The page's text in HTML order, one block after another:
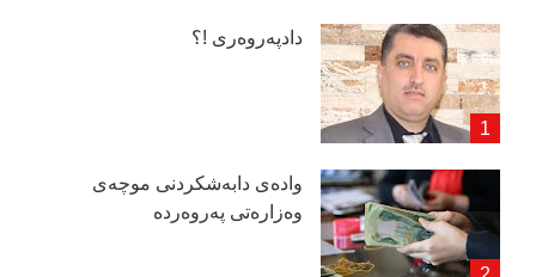
دادپەروەری !؟
وادەی دابەشكردنی موچەی
وەزارەتی پەروەردە